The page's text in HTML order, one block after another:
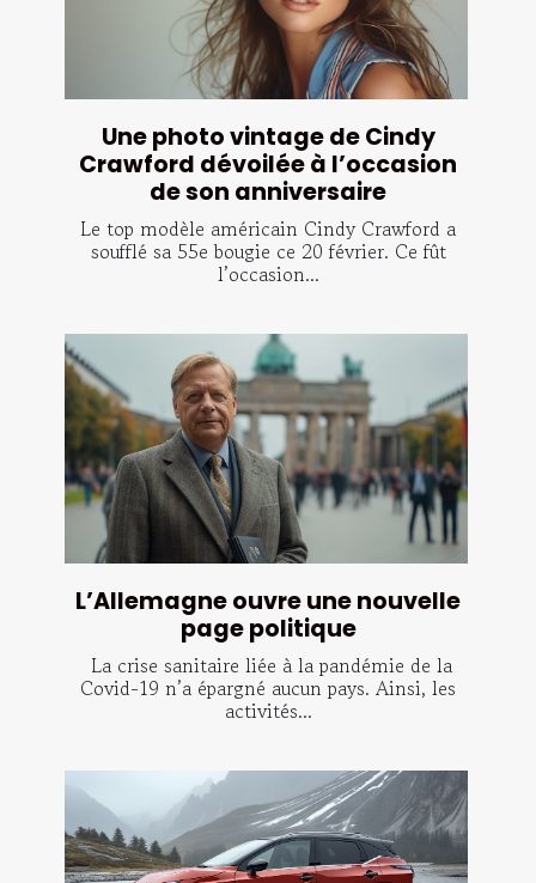
Une photo vintage de Cindy
Crawford dévoilée à l’occasion
de son anniversaire
Le top modèle américain Cindy Crawford a
soufflé sa 55e bougie ce 20 février. Ce fût
l’occasion...
L’Allemagne ouvre une nouvelle
page politique
La crise sanitaire liée à la pandémie de la
Covid-19 n’a épargné aucun pays. Ainsi, les
activités...